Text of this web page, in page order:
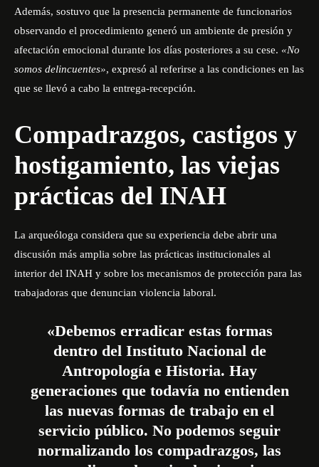
Además, sostuvo que la presencia permanente de funcionarios
observando el procedimiento generó un ambiente de presión y
afectación emocional durante los días posteriores a su cese. «No
somos delincuentes», expresó al referirse a las condiciones en las
que se llevó a cabo la entrega-recepción.
Compadrazgos, castigos y
hostigamiento, las viejas
prácticas del INAH
La arqueóloga considera que su experiencia debe abrir una
discusión más amplia sobre las prácticas institucionales al
interior del INAH y sobre los mecanismos de protección para las
trabajadoras que denuncian violencia laboral.
«Debemos erradicar estas formas
dentro del Instituto Nacional de
Antropología e Historia. Hay
generaciones que todavía no entienden
las nuevas formas de trabajo en el
servicio público. No podemos seguir
normalizando los compadrazgos, las